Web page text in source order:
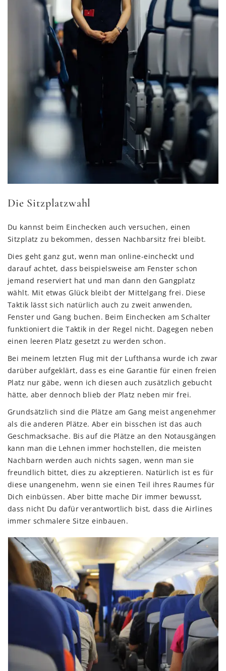
Die Sitzplatzwahl
Du kannst beim Einchecken auch versuchen, einen
Sitzplatz zu bekommen, dessen Nachbarsitz frei bleibt.
Dies geht ganz gut, wenn man online-eincheckt und
darauf achtet, dass beispielsweise am Fenster schon
jemand reserviert hat und man dann den Gangplatz
wählt. Mit etwas Glück bleibt der Mittelgang frei. Diese
Taktik lässt sich natürlich auch zu zweit anwenden,
Fenster und Gang buchen. Beim Einchecken am Schalter
funktioniert die Taktik in der Regel nicht. Dagegen neben
einen leeren Platz gesetzt zu werden schon.
Bei meinem letzten Flug mit der Lufthansa wurde ich zwar
darüber aufgeklärt, dass es eine Garantie für einen freien
Platz nur gäbe, wenn ich diesen auch zusätzlich gebucht
hätte, aber dennoch blieb der Platz neben mir frei.
Grundsätzlich sind die Plätze am Gang meist angenehmer
als die anderen Plätze. Aber ein bisschen ist das auch
Geschmacksache. Bis auf die Plätze an den Notausgängen
kann man die Lehnen immer hochstellen, die meisten
Nachbarn werden auch nichts sagen, wenn man sie
freundlich bittet, dies zu akzeptieren. Natürlich ist es für
diese unangenehm, wenn sie einen Teil ihres Raumes für
Dich einbüssen. Aber bitte mache Dir immer bewusst,
dass nicht Du dafür verantwortlich bist, dass die Airlines
immer schmalere Sitze einbauen.